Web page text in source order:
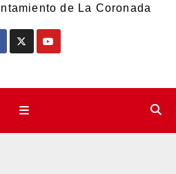
de La Coronada